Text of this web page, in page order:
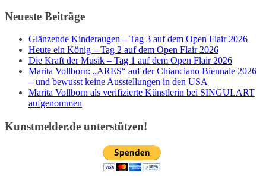
Neueste Beiträge
Glänzende Kinderaugen – Tag 3 auf dem Open Flair 2026
Heute ein König – Tag 2 auf dem Open Flair 2026
Die Kraft der Musik – Tag 1 auf dem Open Flair 2026
Marita Vollborn: „ARES“ auf der Chianciano Biennale 2026
– und bewusst keine Ausstellungen in den USA
Marita Vollborn als verifizierte Künstlerin bei SINGULART
aufgenommen
Kunstmelder.de unterstützen!